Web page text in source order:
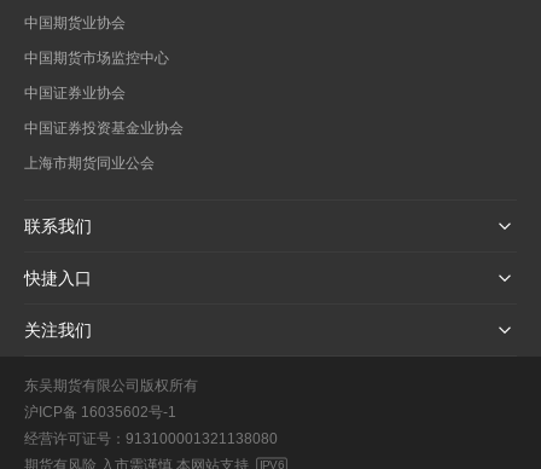
中国期货业协会
中国期货市场监控中心
中国证券业协会
中国证券投资基金业协会
上海市期货同业公会
联系我们
快捷入口
关注我们
东吴期货有限公司版权所有
沪ICP备 16035602号-1
经营许可证号：913100001321138080
IPV6